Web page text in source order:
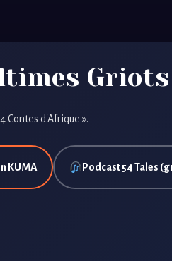
Griots
Contes d'Afrique ».
KUMA Podcast 54 Tales